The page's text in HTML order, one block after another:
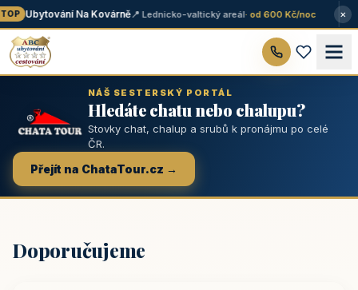
Ubytování Na Kovárně📍 Lednicko-valtický areál· od 600 Kč/noc ×
NÁŠ SESTERSKÝ PORTÁL
Hledáte chatu nebo chalupu?
Stovky chat, chalup a srubů k pronájmu po celé
ČR.
Přejít na ChataTour.cz →
Doporučujeme